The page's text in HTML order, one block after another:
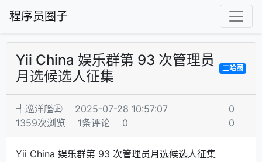
程序员圈子
Yii China 娱乐群第 93 次管理员
月选候选人征集
二哈圈
╃巡洋艦㊣
2025-07-28 10:57:07
1359次浏览
1条评论 0
0
0
Yii China 娱乐群第 93 次管理员月选候选人征集